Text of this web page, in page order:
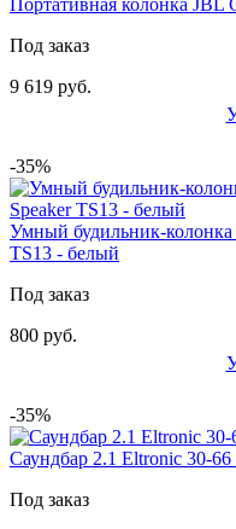
Портативная колонка JBL
Под заказ
9 619 руб.
-35%
Умный будильник-
TS13 - белый
Под заказ
800 руб.
-35%
Саундбар 2.1 Eltronic 30-
Под заказ